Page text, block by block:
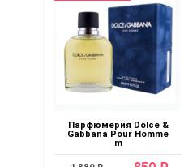
Парфюмерия Dolce &
Gabbana Pour Homme
m